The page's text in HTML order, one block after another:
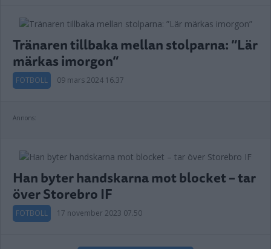
Tränaren tillbaka mellan stolparna: ”Lär
märkas imorgon”
FOTBOLL 09 mars 2024 16.37
Annons:
Han byter handskarna mot blocket – tar
över Storebro IF
FOTBOLL 17 november 2023 07.50